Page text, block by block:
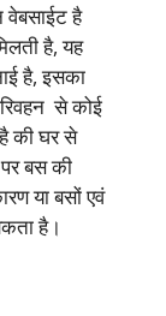
है
है, यह
है, इसका
से कोई
की घर से
बस की
या बसों एवं
है।